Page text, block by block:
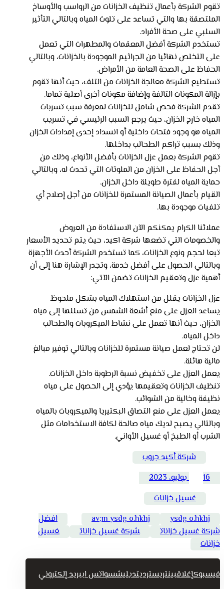
تقوم الشركة بأعمال تنظيف الخزانات من الرواسب والأوساخ
الملتصقة بها والتي تساعد على تلوث المياه وبالتالي التأثير
السلبي على صحة الأفراد.
تستخدم الشركة أفضل المعقمات والمطهرات التي تعمل
على التخلص نهائيا من الجراثيم الموجودة بالخزانات، وبالتالي
الحفاظ على الصحة العامة من الأمراض.
تستطيع الشركة معالجة الخزانات من التلف، حيث أنها تقوم
بإزالة المكونات التالفة وإضافة مكونات أخرى أصلية تماما.
تقدم الشركة فحص شامل للخزانات لمعرفة سبب تسربات
المياه خارج الخزان، حيث يرجع السبب الرئيسي في تسريب
المياه هو وجود فتحات داخلية أو انسداد إحدى إمدادات الخزان
وذلك بسبب تراكم الطحالب بداخلها.
تقوم الشركة بعمل عزل الخزانات بأفضل الأنواع، وذلك من
أجل الحفاظ على الخزان من الملوثات التي تحدث له، وبالتالي
حماية المياه لفترة طويلة داخل الخزان.
القيام بأعمال الصيانة المستمرة للخزانات من أجل إصلاح أي
تلفيات موجودة بها.
عملائنا الكرام يمكنكم الآن الاستفادة من العروض
والخصومات التي تضعها شركة اكيد، حيث يتم تحديد الأسعار
تبعا لحجم ونوع الخزانات، كما تستخدم الشركة أحدث الأجهزة
وبالتالي الحصول على أفضل خدمة، وتجدر الإشارة هنا إلى أن
أهمية عزل وتعقيم الخزانات تضمن الآتي:
عزل الخزانات يقلل من استهلاك المياه بشكل ملحوظ.
يساعد العزل على منع أشعة الشمس من تسللها إلى مياه
الخزان، حيث أنها تعمل على نشاط الميكروبات والطحالب
داخل المياه.
لن تحتاج لعمل صيانة مستمرة للخزانات وبالتالي توفير مبالغ
مالية هائلة.
يعمل العزل على تخفيض نسبة الرطوبة داخل الخزانات.
تنظيف الخزانات وتعقيمها يؤدي إلى الحصول على مياه
نظيفة وخالية من الشوائب.
يعمل العزل على منع التصاق البكتيريا والميكروبات بالمياه
وبالتالي يصبح لديك مياه صالحة لكافة الاستخدامات مثل
الشرب أو الطبخ أو غسيل الأواني.
شركة أكيد جروب
16 يوليو، 2023
غسيل خزانات
av;m ysdg o.hkhj
ysdg o.hkhj
افضل
شركة غسيل خزانات
شركة غسيل خزانات
غسيل
خزانات
فيسبوكإغلاقبينتريسترديتديليشسواتس اببريد إلكتروني